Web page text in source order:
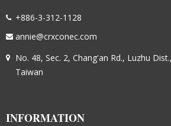
+886-3-312-1128
annie@crxconec.com
No. 48, Sec. 2, Chang'an Rd., Luzhu
Taiwan
INFORMATION